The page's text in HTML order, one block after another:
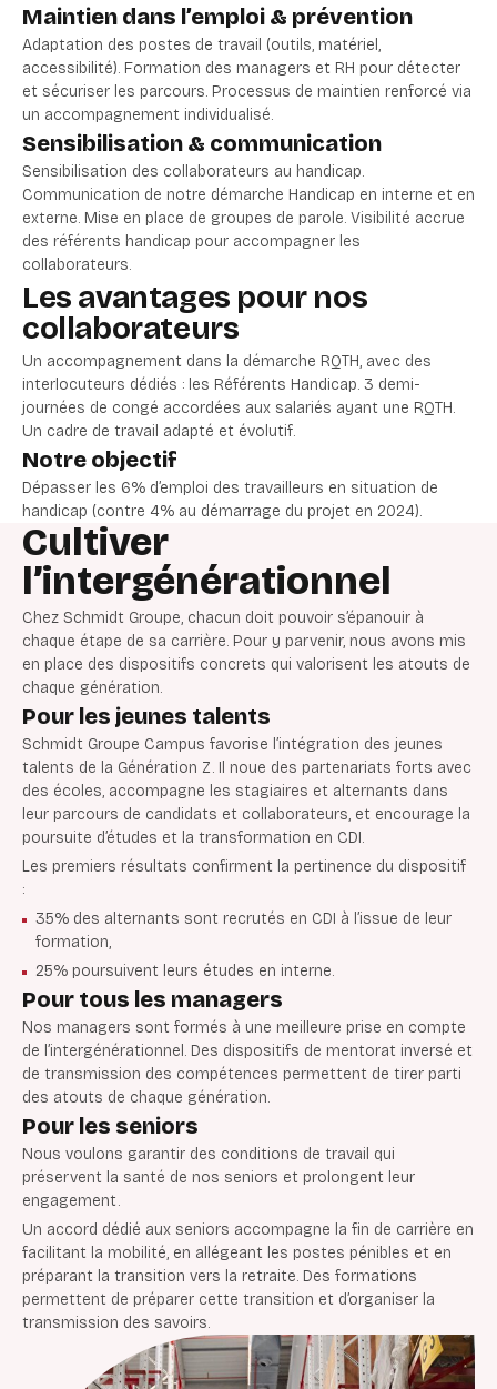
Maintien dans l’emploi & prévention
Adaptation des postes de travail (outils, matériel,
accessibilité). Formation des managers et RH pour détecter
et sécuriser les parcours. Processus de maintien renforcé via
un accompagnement individualisé.
Sensibilisation & communication
Sensibilisation des collaborateurs au handicap.
Communication de notre démarche Handicap en interne et en
externe. Mise en place de groupes de parole. Visibilité accrue
des référents handicap pour accompagner les
collaborateurs.
Les avantages pour nos
collaborateurs
Un accompagnement dans la démarche RQTH, avec des
interlocuteurs dédiés : les Référents Handicap. 3 demi-
journées de congé accordées aux salariés ayant une RQTH.
Un cadre de travail adapté et évolutif.
Notre objectif
Dépasser les 6% d’emploi des travailleurs en situation de
handicap (contre 4% au démarrage du projet en 2024).
Cultiver
l’intergénérationnel
Chez Schmidt Groupe, chacun doit pouvoir s’épanouir à
chaque étape de sa carrière. Pour y parvenir, nous avons mis
en place des dispositifs concrets qui valorisent les atouts de
chaque génération.
Pour les jeunes talents
Schmidt Groupe Campus favorise l’intégration des jeunes
talents de la Génération Z. Il noue des partenariats forts avec
des écoles, accompagne les stagiaires et alternants dans
leur parcours de candidats et collaborateurs, et encourage la
poursuite d’études et la transformation en CDI.
Les premiers résultats confirment la pertinence du dispositif
:
35% des alternants sont recrutés en CDI à l’issue de leur
formation,
25% poursuivent leurs études en interne.
Pour tous les managers
Nos managers sont formés à une meilleure prise en compte
de l’intergénérationnel. Des dispositifs de mentorat inversé et
de transmission des compétences permettent de tirer parti
des atouts de chaque génération.
Pour les seniors
Nous voulons garantir des conditions de travail qui
préservent la santé de nos seniors et prolongent leur
engagement.
Un accord dédié aux seniors accompagne la fin de carrière en
facilitant la mobilité, en allégeant les postes pénibles et en
préparant la transition vers la retraite. Des formations
permettent de préparer cette transition et d’organiser la
transmission des savoirs.